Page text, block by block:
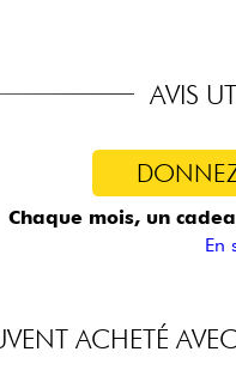
AVIS
Chaque mois, un
En
ACHETÉ